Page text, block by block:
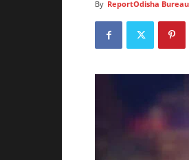
By ReportOdisha Bureau